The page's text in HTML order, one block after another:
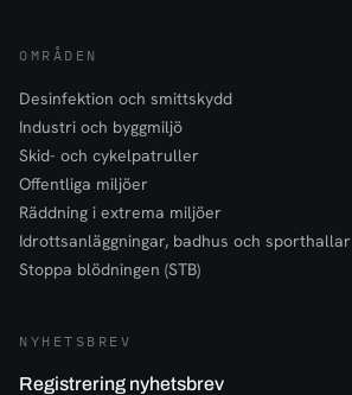
OMRÅDEN
Desinfektion och smittskydd
Industri och byggmiljö
Skid- och cykelpatruller
Offentliga miljöer
Räddning i extrema miljöer
Idrottsanläggningar, badhus och sporthallar
Stoppa blödningen (STB)
NYHETSBREV
Registrering nyhetsbrev